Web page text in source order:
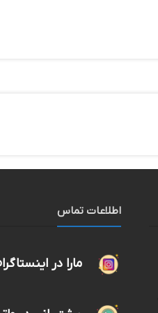
اطلاعات تماس
مارا در